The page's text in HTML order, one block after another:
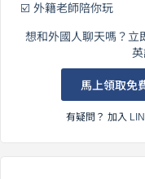
☑️ 外籍老師陪你玩
想和外國人聊天嗎？立
英
馬上領取免
有疑問？ 加入